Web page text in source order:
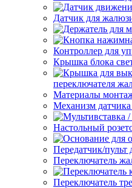
Датчик для
Контроллер для
Крышка блока
переключателя
Материалы
Механизм
Настольный
Передатчик/пульт
Переключатель
Переключатель